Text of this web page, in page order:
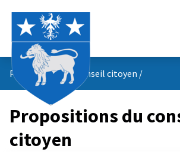
Propositions du conseil citoyen /
Propositions du
citoyen